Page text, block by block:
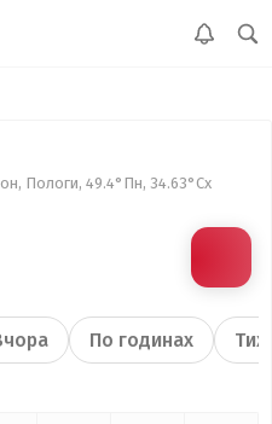
Пологи, 49.4°Пн, 34.63°Сх
По годинах